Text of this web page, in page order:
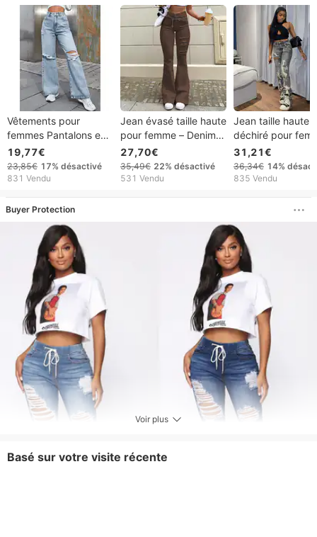
Vêtements pour
femmes Pantalons en
denim tendance
Vêtements pour
femmes Vente à chaud
la mode décontractée
19,77€
23,85€ 17% désactivé
831 Vendu
Jean évasé taille haute
pour femme – Denim
stretch avec détails
usés (S-XXL, marron
café)
27,70€
35,49€ 22% désactivé
531 Vendu
Jean taille haute
déchiré pour
Pantalon en
stretch
style urbain (Gris/
31,21€
36,34€ 14%
835 Vendu
Buyer Protection
Voir plus
Basé sur votre visite récente